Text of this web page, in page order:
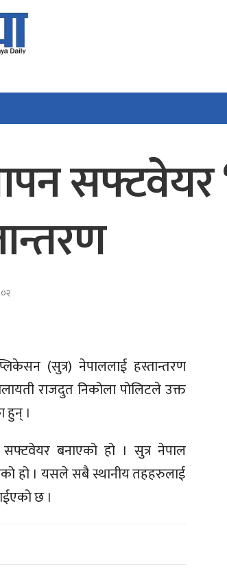
सफ्टवेयर
(सुत्र) नेपाललाई हस्तान्तरण
राजदुत निकोला पोलिटले उक्त
हुन् ।
सफ्टवेयर बनाएको हो । सुत्र नेपाल
हो । यसले सबै स्थानीय तहहरुलाई
छ ।